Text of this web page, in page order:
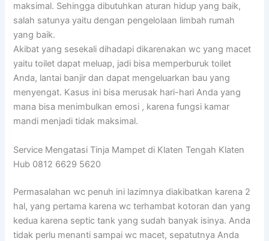
maksimal. Sehingga dibutuhkan aturan hidup yang baik,
salah satunya yaitu dengan pengelolaan limbah rumah
yang baik.
Akibat yang sesekali dihadapi dikarenakan wc yang macet
yaitu toilet dapat meluap, jadi bisa memperburuk toilet
Anda, lantai banjir dan dapat mengeluarkan bau yang
menyengat. Kasus ini bisa merusak hari-hari Anda yang
mana bisa menimbulkan emosi , karena fungsi kamar
mandi menjadi tidak maksimal.
Service Mengatasi Tinja Mampet di Klaten Tengah Klaten
Hub 0812 6629 5620
Permasalahan wc penuh ini lazimnya diakibatkan karena 2
hal, yang pertama karena wc terhambat kotoran dan yang
kedua karena septic tank yang sudah banyak isinya. Anda
tidak perlu menanti sampai wc macet, sepatutnya Anda